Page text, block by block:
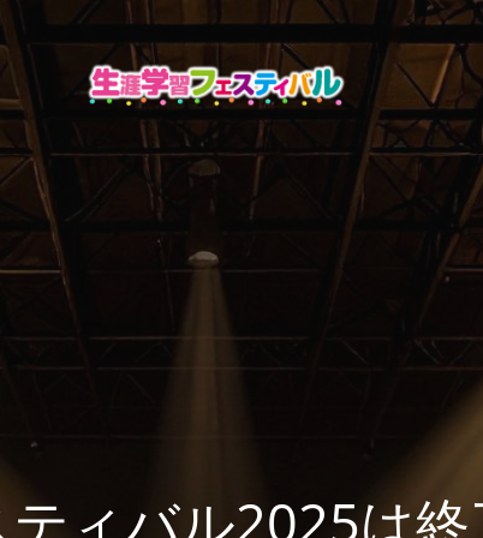
ィバル2025は